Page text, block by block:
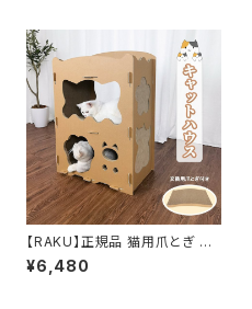
【RAKU】正規品 猫用爪とぎ トッ
プ爪とぎ１枚贈呈 キャットハウ
ス キャットタワー ダンボールハ
¥6,480